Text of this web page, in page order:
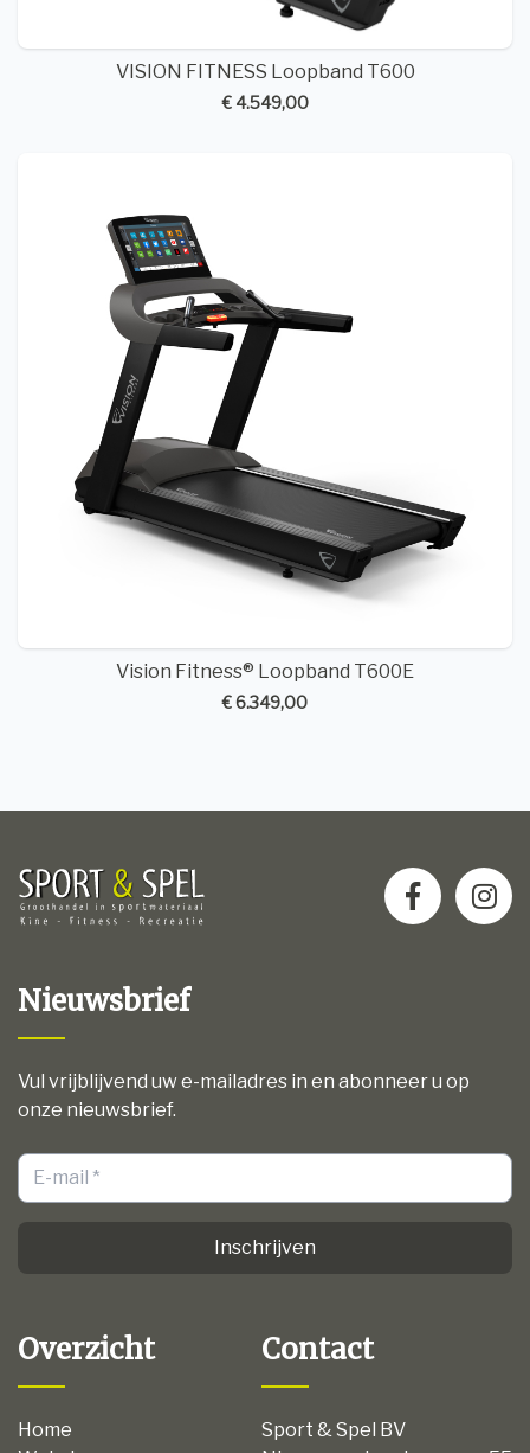
VISION FITNESS Loopband T600
€ 4.549,00
Vision Fitness® Loopband T600E
€ 6.349,00
Nieuwsbrief
Vul vrijblijvend uw e-mailadres in en abonneer u op
onze nieuwsbrief.
Inschrijven
Overzicht
Home
Contact
Sport & Spel BV